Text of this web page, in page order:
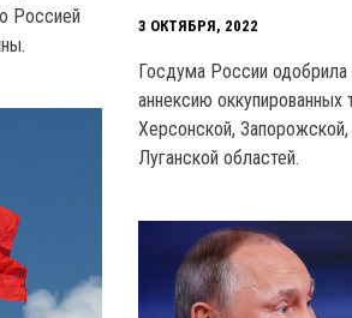
Россией
3 ОКТЯБРЯ, 2022
Госдума России одобрила
аннексию оккупированных
Херсонской,
Луганской областей.